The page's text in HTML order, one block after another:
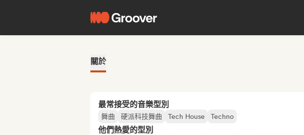
關於
最常接受的音樂型別
舞曲 硬派科技舞曲 Tech House Techno
他們熱愛的型別